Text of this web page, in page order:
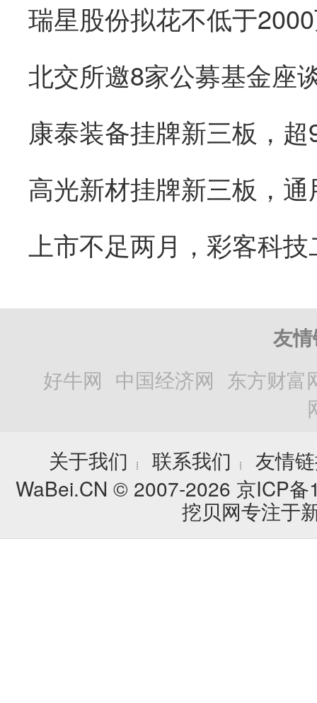
康泰装备挂牌新三板，
友
好牛网 中国经济网 东方财富
关于我们
┊ 联系我们 ┊
友情
WaBei.CN © 2007-2026 京ICP
挖贝网专注于